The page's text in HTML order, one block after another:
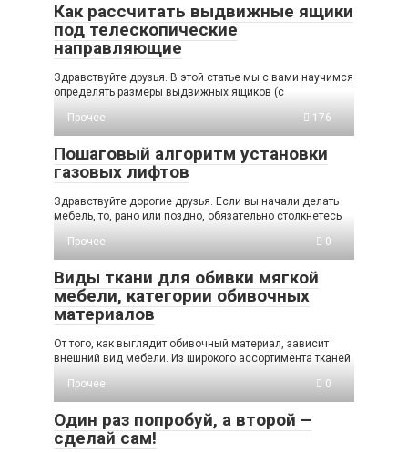
Как рассчитать выдвижные ящики
под телескопические
направляющие
Здравствуйте друзья. В этой статье мы с вами научимся
определять размеры выдвижных ящиков (с
Прочее
176
Пошаговый алгоритм установки
газовых лифтов
Здравствуйте дорогие друзья. Если вы начали делать
мебель, то, рано или поздно, обязательно столкнетесь
Прочее
0
Виды ткани для обивки мягкой
мебели, категории обивочных
материалов
От того, как выглядит обивочный материал, зависит
внешний вид мебели. Из широкого ассортимента тканей
Прочее
0
Один раз попробуй, а второй –
сделай сам!